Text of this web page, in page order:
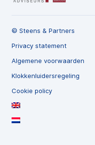
© Steens & Partners
Privacy statement
Algemene voorwaarden
Klokkenluidersregeling
Cookie policy